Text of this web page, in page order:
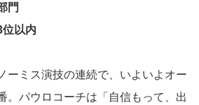
門
以内
ーミス演技の連続で、いよいよオー
。パウロコーチは「自信もって、出